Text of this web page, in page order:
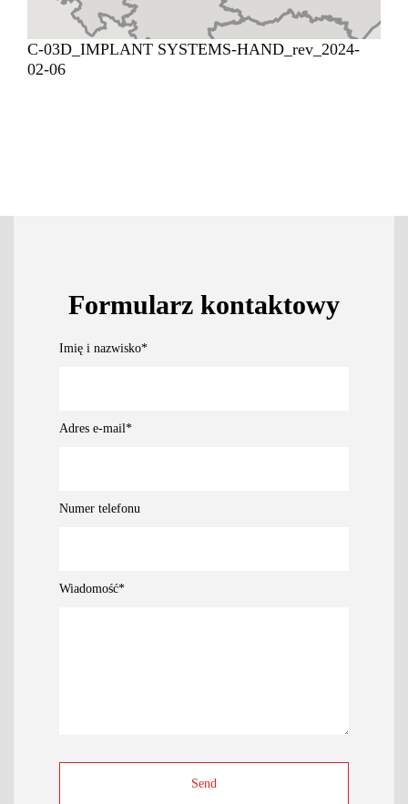
C-03D_IMPLANT SYSTEMS-HAND_rev_2024-
02-06
Formularz kontaktowy
Imię i nazwisko*
Adres e-mail*
Numer telefonu
Wiadomość*